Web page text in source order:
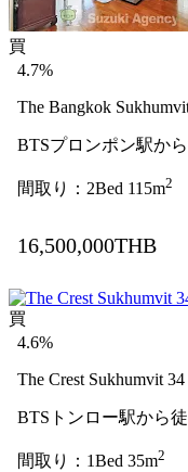
買
4.7%
The Bangkok
BTSプロンポン駅か
間取り：2Bed 115m2
16,500,000THB
買
4.6%
The Crest Sukhumvit
BTSトンロー駅から
間取り：1Bed 35m2